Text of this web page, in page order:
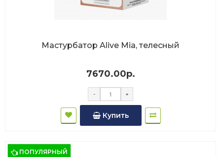
Мастурбатор Alive Mia, телесный
7670.00р.
- +
Купить
ПОПУЛЯРНЫЙ